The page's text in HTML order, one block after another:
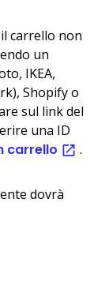
carrello non
un
IKEA,
Shopify o
sul link del
una ID
carrello .
dovrà